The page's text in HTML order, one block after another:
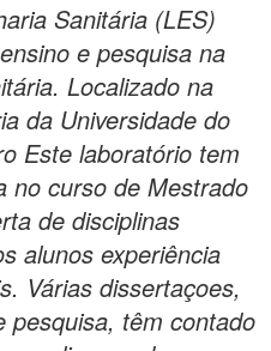
Sanitária (LES)
e pesquisa na
Localizado na
da Universidade do
Este laboratório tem
no curso de Mestrado
de disciplinas
alunos experiência
Várias dissertaçoes,
pesquisa, têm contado